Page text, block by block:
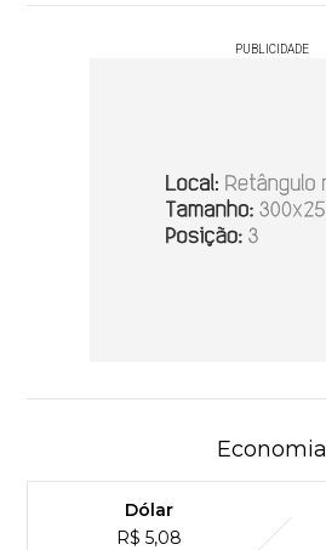
PUBLICIDADE
Economia
Dólar
R$ 5,08